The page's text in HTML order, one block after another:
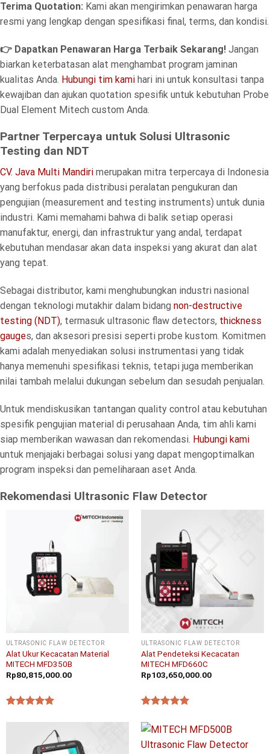
Terima Quotation: Kami akan mengirimkan penawaran harga
resmi yang lengkap dengan spesifikasi final, terms, dan kondisi.
👉 Dapatkan Penawaran Harga Terbaik Sekarang! Jangan
biarkan keterbatasan alat menghambat program jaminan
kualitas Anda. Hubungi tim kami hari ini untuk konsultasi tanpa
kewajiban dan ajukan quotation spesifik untuk kebutuhan Probe
Dual Element Mitech custom Anda.
Partner Terpercaya untuk Solusi Ultrasonic
Testing dan NDT
CV. Java Multi Mandiri merupakan mitra terpercaya di Indonesia
yang berfokus pada distribusi peralatan pengukuran dan
pengujian (measurement and testing instruments) untuk dunia
industri. Kami memahami bahwa di balik setiap operasi
manufaktur, energi, dan infrastruktur yang andal, terdapat
kebutuhan mendasar akan data inspeksi yang akurat dan alat
yang tepat.
Sebagai distributor, kami menghubungkan industri nasional
dengan teknologi mutakhir dalam bidang non-destructive
testing (NDT), termasuk ultrasonic flaw detectors, thickness
gauges, dan aksesori presisi seperti probe kustom. Komitmen
kami adalah menyediakan solusi instrumentasi yang tidak
hanya memenuhi spesifikasi teknis, tetapi juga memberikan
nilai tambah melalui dukungan sebelum dan sesudah penjualan.
Untuk mendiskusikan tantangan quality control atau kebutuhan
spesifik pengujian material di perusahaan Anda, tim ahli kami
siap memberikan wawasan dan rekomendasi. Hubungi kami
untuk menjajaki berbagai solusi yang dapat mengoptimalkan
program inspeksi dan pemeliharaan aset Anda.
Rekomendasi Ultrasonic Flaw Detector
ULTRASONIC FLAW DETECTOR
Alat Ukur Kecacatan Material
MITECH MFD350B
Rp80,815,000.00
ULTRASONIC FLAW DETECTOR
Alat Pendeteksi Kecacatan
MITECH MFD660C
Rp103,650,000.00